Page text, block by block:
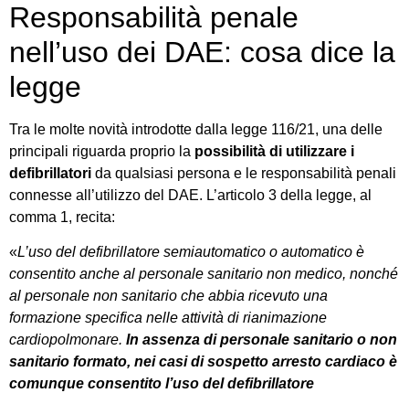
Responsabilità penale
nell’uso dei DAE: cosa dice la
legge
Tra le molte novità introdotte dalla legge 116/21, una delle
principali riguarda proprio la possibilità di utilizzare i
defibrillatori da qualsiasi persona e le responsabilità penali
connesse all’utilizzo del DAE. L’articolo 3 della legge, al
comma 1, recita:
«L’uso del defibrillatore semiautomatico o automatico è
consentito anche al personale sanitario non medico, nonché
al personale non sanitario che abbia ricevuto una
formazione specifica nelle attività di rianimazione
cardiopolmonare. In assenza di personale sanitario o non
sanitario formato, nei casi di sospetto arresto cardiaco è
comunque consentito l’uso del defibrillatore